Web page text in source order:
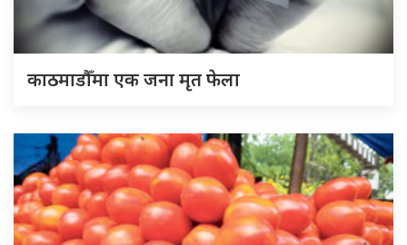
काठमाडौँमा एक जना मृत फेला